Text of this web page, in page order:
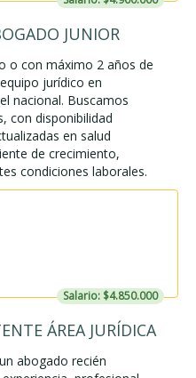
JUNIOR
o con máximo 2 años de
jurídico en
nacional. Buscamos
con disponibilidad
en salud
de crecimiento,
condiciones laborales.
Salario: $4.850.000
ÁREA JURÍDICA
abogado recién